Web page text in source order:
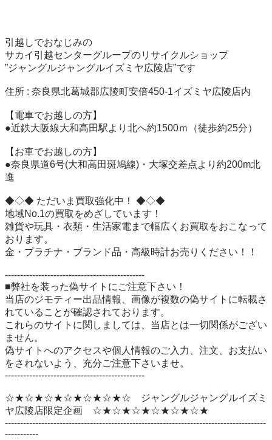
引越しでおなじみの
サカイ引越センターグループのリサイクルショップ
”ジャングルジャングルイズミヤ広陵店”です
住所 : 奈良県北葛城郡広陵町安倍450-1イズミヤ広陵店内
【電車でお越しの方】
●近鉄大阪線大和高田駅より北へ約1500ｍ（徒歩約25分）
【お車でお越しの方】
●奈良県道6号(大和高田斑鳩線)・大塚交差点より約200m北
進
◆◇◆ ただいま買取強化中！ ◆◇◆
地域No.1の買取をめざしています！
雑貨や玩具・衣類・生活家電まで幅広くお買取をおこなって
おります。
金・プラチナ・ブランド品・高級時計お売りください！！
----------------------------------------------
■弊社を装った偽サイトにご注意下さい！
当店のジモティー出品情報、画像が複数の偽サイトに転載さ
れていることが確認されております。
これらのサイトに関しましては、当店とは一切関係がござい
ません。
偽サイトへのアクセスや個人情報のご入力、注文、お支払い
をされないよう、充分ご注意下さいませ。
----------------------------------------------
☆★☆★☆★☆★☆★☆★☆　ジャングルジャングルイズミ
ヤ広陵店限定企画　☆★☆★☆★☆★☆★☆★
--------------------------------------------------------------------------------------
-----------